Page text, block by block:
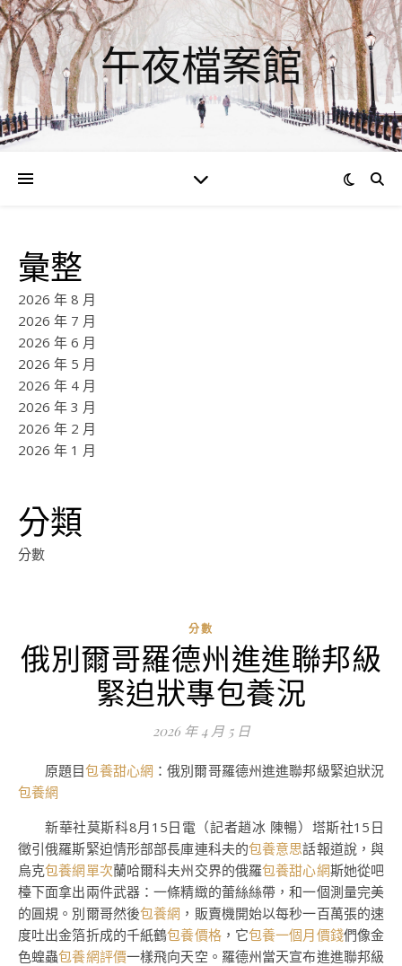
午夜檔案館
彙整
2026 年 8 月
2026 年 7 月
2026 年 6 月
2026 年 5 月
2026 年 4 月
2026 年 3 月
2026 年 2 月
2026 年 1 月
分類
分數
分數
俄別爾哥羅德州進進聯邦級
緊迫狀專包養況
2026 年 4 月 5 日
原題目包養甜心網 ：俄別爾哥羅德州進進聯邦級緊迫狀況
包養網
新華社莫斯科8月15日電（記者趙冰 陳暢）塔斯社15日
徵引俄羅斯緊迫情形部部長庫連科夫的包養意思話報道說，與
烏克包養網單次蘭哈爾科夫州交界的俄羅包養甜心網斯她從吧
檯下面拿出兩件武器：一條精緻的蕾絲絲帶，和一個測量完美
的圓規。別爾哥然後包養網 ，販賣機開始以每秒一百萬張的速
度吐出金箔折成的千紙鶴包養價格，它包養一個月價錢們像金
色蝗蟲包養網評價一樣飛向天空。羅德州當天宣布進進聯邦級